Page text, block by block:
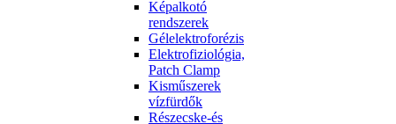
Képalkotó
rendszerek
Gélelektroforézis
Elektrofiziológia,
Patch Clamp
Kisműszerek
vízfürdők
Részecske-és